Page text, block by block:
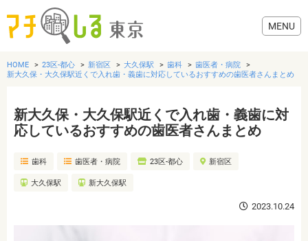
グルメ
美容・健康
HOME 23区-都心 新宿区 大久保駅 歯科
歯医者・病院
新大久保・大久保駅近くで入れ歯・義歯に対応しているおすすめの歯医者さんまとめ
新大久保・大久保駅近くで入れ歯・義歯に対
応しているおすすめの歯医者さんまとめ
歯科 歯医者・病院 23区-都心 新宿区
大久保駅 新大久保駅
2023.10.24